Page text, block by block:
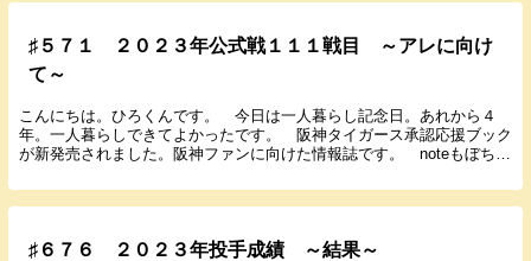
♯５７１ ２０２３年公式戦１１１戦目 ～アレに向け
て～
こんにちは。ひろくんです。 今日は一人暮らし記念日。あれから４
年。一人暮らしできてよかったです。 阪神タイガース承認応援ブック
が新発売されました。阪神ファンに向けた情報誌です。 noteもぼちぼ
♯６７６ ２０２３年投手成績 ～結果～